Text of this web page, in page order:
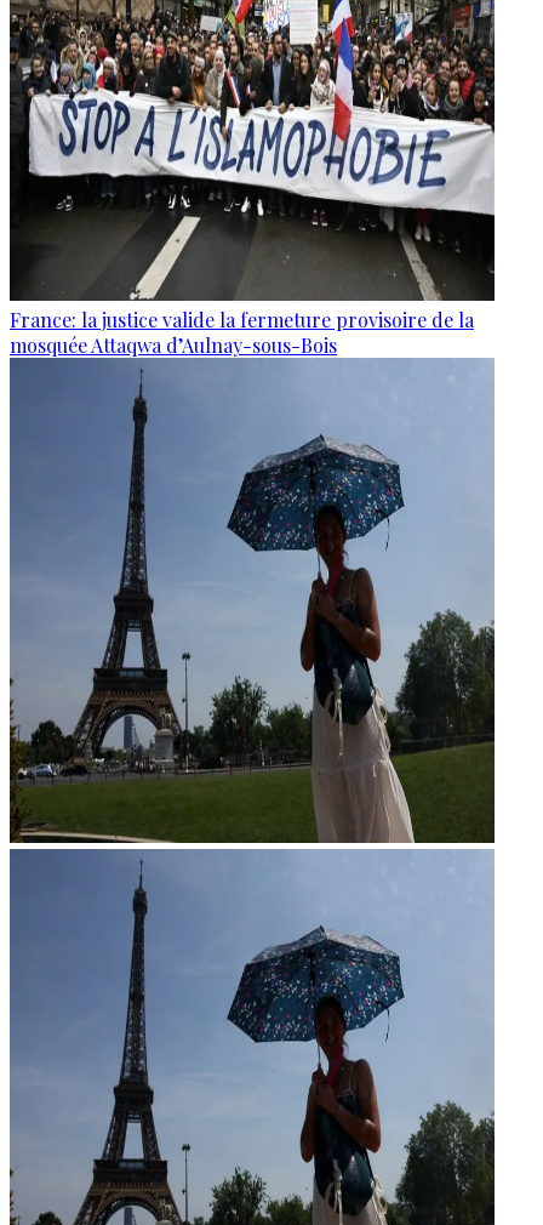
France: la justice valide la fermeture provisoire de la
mosquée Attaqwa d’Aulnay-sous-Bois